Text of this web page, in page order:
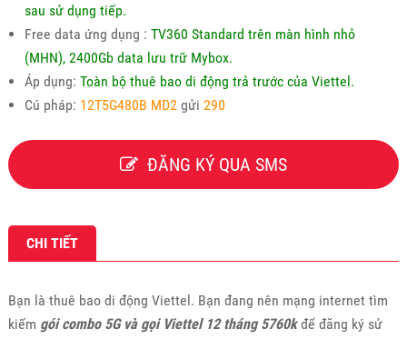
sau sử dụng tiếp.
Free data ứng dụng : TV360 Standard trên màn hình nhỏ
(MHN), 2400Gb data lưu trữ Mybox.
Áp dụng: Toàn bộ thuê bao di động trả trước của Viettel.
Cú pháp: 12T5G480B MD2 gửi 290
ĐĂNG KÝ QUA SMS
CHI TIẾT
Bạn là thuê bao di động Viettel. Bạn đang nên mạng internet tìm
kiếm gói combo 5G và gọi Viettel 12 tháng 5760kđể đăng ký sử